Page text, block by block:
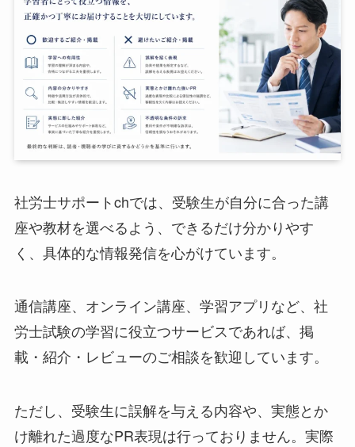
社労士サポートchでは、受験生が自分に合った講
座や教材を選べるよう、できるだけ分かりやす
く、具体的な情報発信を心がけています。
通信講座、オンライン講座、学習アプリなど、社
労士試験の学習に役立つサービスであれば、掲
載・紹介・レビューのご相談を歓迎しています。
ただし、受験生に誤解を与える内容や、実態とか
け離れた過度なPR表現は行っておりません。実際